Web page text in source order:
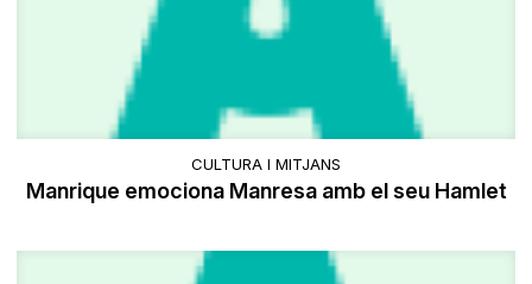
CULTURA I MITJANS
Manrique emociona Manresa amb el seu Hamlet